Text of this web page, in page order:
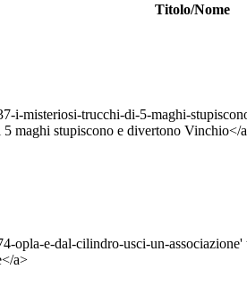
Titolo/Nome